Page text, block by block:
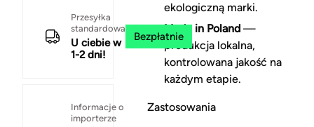
Przesyłka
standardowa
U ciebie w
1-2 dni!
Bezpłatnie
Informacje o
importerze
ekologiczną marki.
Made in Poland—
produkcja lokalna,
kontrolowana jakość na
każdym etapie.
Zastosowania